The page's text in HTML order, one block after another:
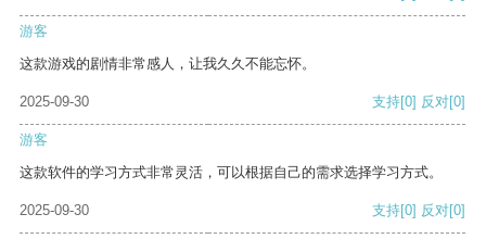
游客
这款游戏的剧情非常感人，让我久久不能忘怀。
2025-09-30 支持[0] 反对[0]
游客
这款软件的学习方式非常灵活，可以根据自己的需求选择学习方式。
2025-09-30 支持[0] 反对[0]